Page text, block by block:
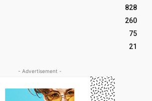
828
260
75
21
- Advertisement -